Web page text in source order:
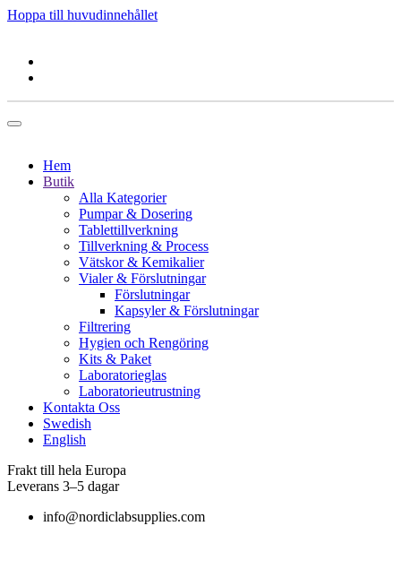
Hoppa till huvudinnehållet
Hem
Butik
Alla Kategorier
Pumpar & Dosering
Tablettillverkning
Tillverkning & Process
Vätskor & Kemikalier
Vialer & Förslutningar
Förslutningar
Kapsyler & Förslutningar
Filtrering
Hygien och Rengöring
Kits & Paket
Laboratorieglas
Laboratorieutrustning
Kontakta Oss
Swedish
English
Frakt till hela Europa
Leverans 3–5 dagar
info@nordiclabsupplies.com